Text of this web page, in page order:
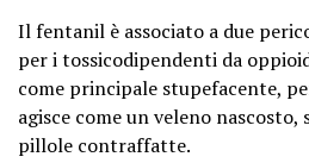
Il fentanil è associato a due
per i tossicodipendenti da
come principale stupefacente,
agisce come un veleno nascosto,
pillole contraffatte.